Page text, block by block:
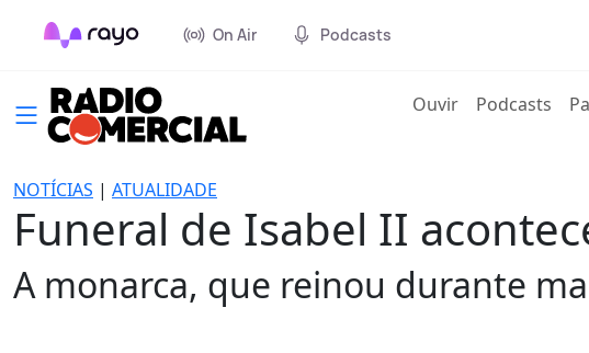
On Air Podcasts
Ouvir(current)
Podcasts
NOTÍCIAS | ATUALIDADE
Funeral de Isabel II
A monarca, que reinou durante